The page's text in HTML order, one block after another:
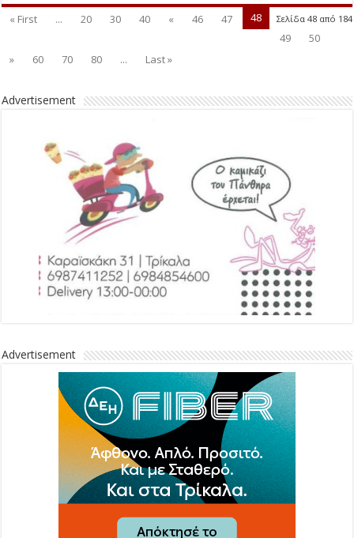
Σελίδα 48 από 184
« First ... 20 30 40 « 46 47
48
49
50
»
60 70 80 ... Last »
Advertisement
Advertisement